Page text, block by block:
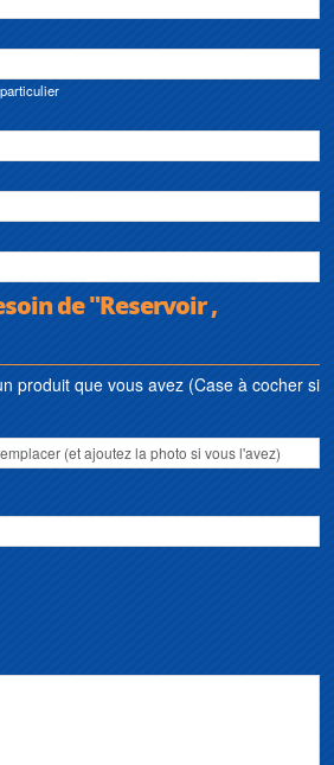
de "Reservoir ,
produit que vous avez (Case à cocher si